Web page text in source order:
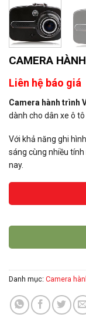
CAMERA
Liên hệ báo giá
Camera hành trình
dành cho dân xe ô
Với khả năng ghi
sáng cùng nhiều
nay.
Danh mục: Camera